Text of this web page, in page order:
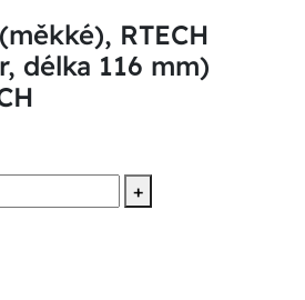
RTECH
délka 116 mm)
+